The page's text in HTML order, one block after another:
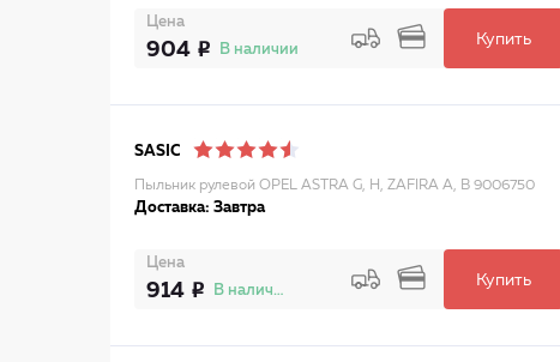
Цена
904 В наличии
Купить
SASIC
Пыльник рулевой OPEL ASTRA G, H, ZAFIRA A, B 9006750
Доставка: Завтра
Цена
914 В наличии
Купить